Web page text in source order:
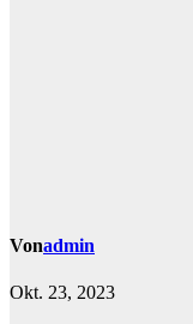
Vonadmin
Okt. 23, 2023